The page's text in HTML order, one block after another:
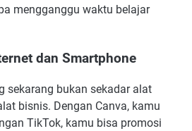
mengganggu waktu belajar
dan Smartphone
sekarang bukan sekadar alat
bisnis. Dengan Canva, kamu
TikTok, kamu bisa promosi